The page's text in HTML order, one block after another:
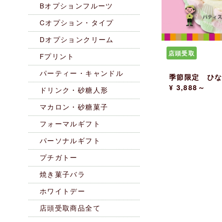
Bオプションフルーツ
Cオプション・タイプ
Dオプションクリーム
Fプリント
パーティー・キャンドル
ドリンク・砂糖人形
マカロン・砂糖菓子
フォーマルギフト
パーソナルギフト
プチガトー
焼き菓子バラ
ホワイトデー
店頭受取商品全て
店頭受取
季節限定 ひ
¥ 3,888～